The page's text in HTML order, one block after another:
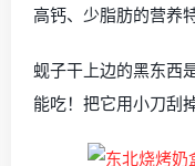
高钙、少脂肪的营养特
蚬子干上边的黑东西
能吃！把它用小刀刮